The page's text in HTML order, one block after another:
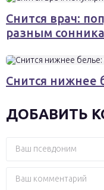
Снится врач:
разным
Снится нижнее
ДОБАВИТЬ